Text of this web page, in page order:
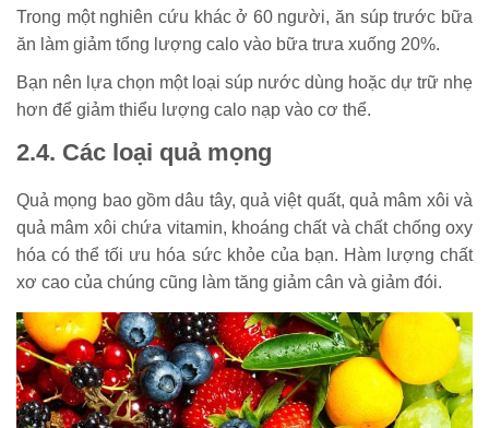
Trong một nghiên cứu khác ở 60 người, ăn súp trước bữa
ăn làm giảm tổng lượng calo vào bữa trưa xuống 20%.
Bạn nên lựa chọn một loại súp nước dùng hoặc dự trữ nhẹ
hơn để giảm thiểu lượng calo nạp vào cơ thể.
2.4. Các loại quả mọng
Quả mọng bao gồm dâu tây, quả việt quất, quả mâm xôi và
quả mâm xôi chứa vitamin, khoáng chất và chất chống oxy
hóa có thể tối ưu hóa sức khỏe của bạn. Hàm lượng chất
xơ cao của chúng cũng làm tăng giảm cân và giảm đói.